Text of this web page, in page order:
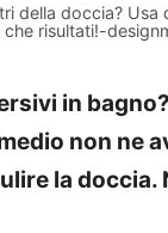
della doccia?
che risultati!-
in
non ne
la doccia.